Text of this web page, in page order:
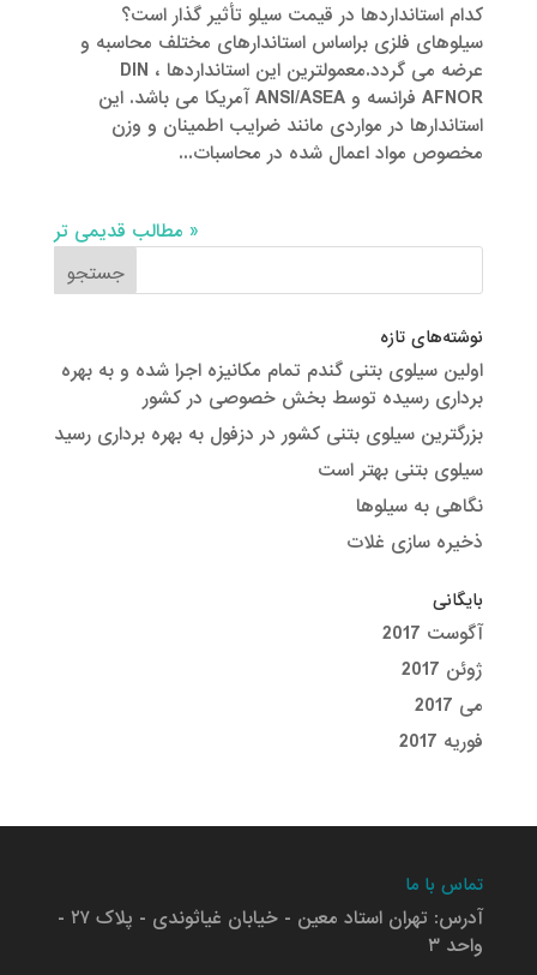
کدام استانداردها در قیمت سیلو تأثیر گذار است؟
سیلوهای فلزی براساس استاندارهای مختلف محاسبه و
عرضه می گردد.معمولترین این استانداردها DIN ،
AFNOR فرانسه و ANSI/ASEA آمریکا می باشد. این
استاندارها در مواردی مانند ضرایب اطمینان و وزن
مخصوص مواد اعمال شده در محاسبات...
« مطالب قدیمی تر
نوشته‌های تازه
اولین سیلوی بتنی گندم تمام مکانیزه اجرا شده و به بهره
برداری رسیده توسط بخش خصوصی در کشور
بزرگترین سیلوی بتنی کشور در دزفول به بهره برداری رسید
سیلوی بتنی بهتر است
نگاهی به سیلوها
ذخیره سازی غلات
بایگانی
آگوست 2017
ژوئن 2017
می 2017
فوریه 2017
تماس با ما
آدرس: تهران استاد معین - خیابان غیاثوندی - پلاک ۲۷ -
واحد ۳